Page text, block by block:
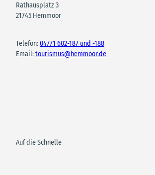
Rathausplatz 3
21745 Hemmoor
Telefon:04771 602-187 und -188
Email:tourismus@hemmoor.de
Auf die Schnelle